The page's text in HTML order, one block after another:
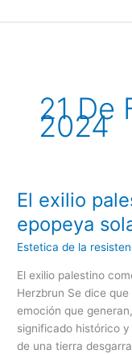
al
21 De
2024
El exilio
epopeya
Estetica de la
El exilio palestino
Herzbrun Se dice
emoción que
significado histórico
de una tierra
El
palestino
como
epopeya